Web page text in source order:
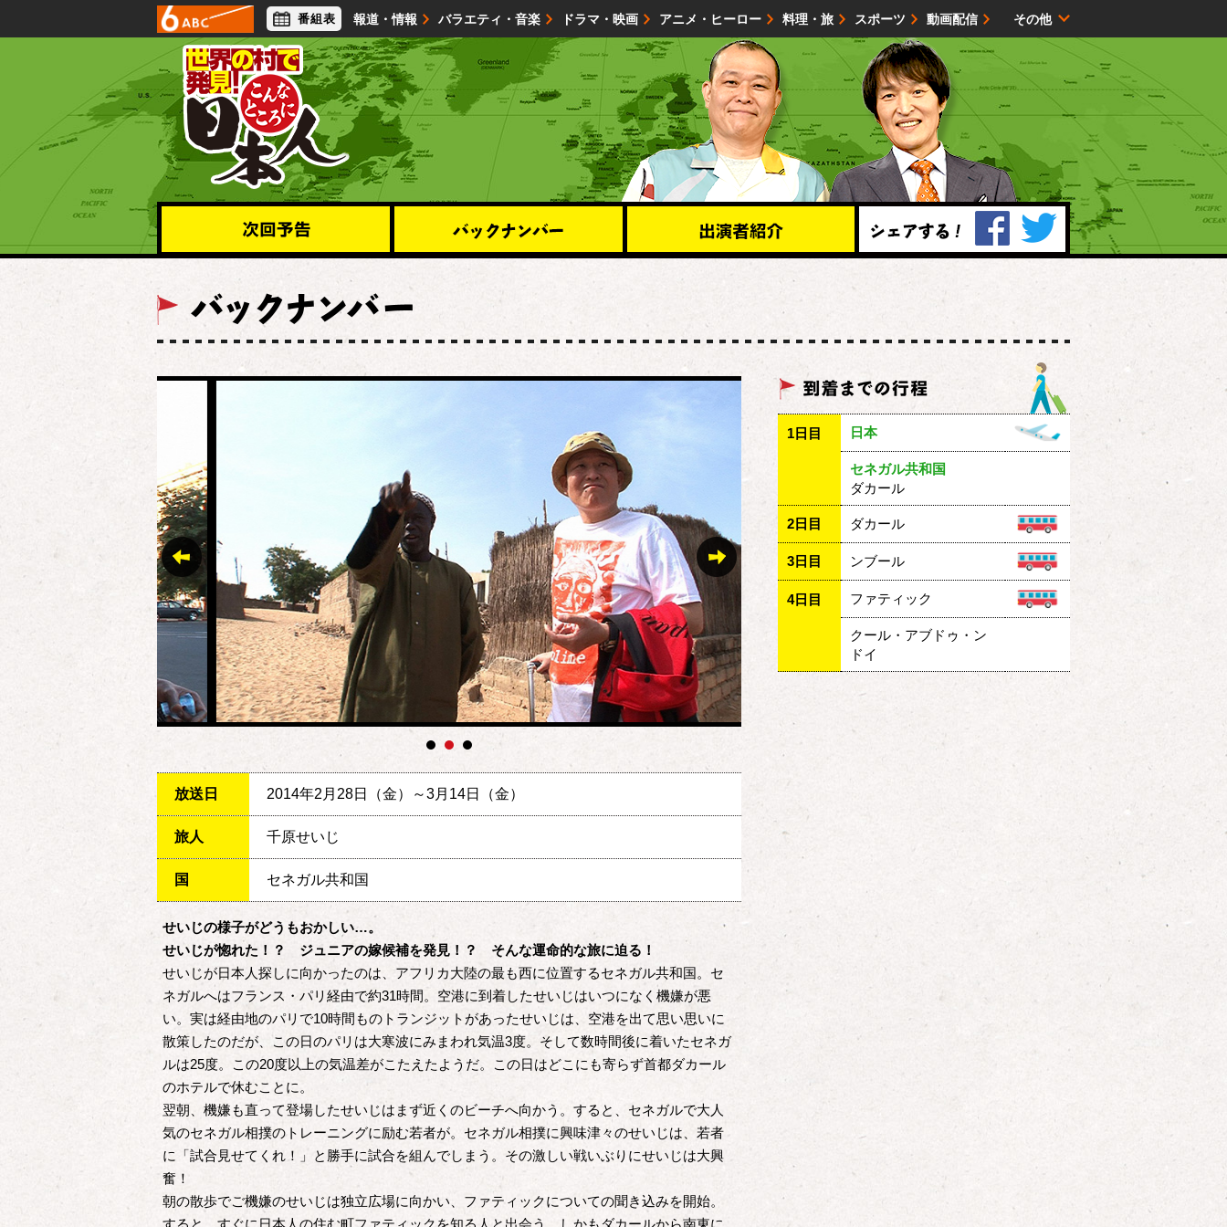
報道・情報 バラエティ・音楽 ドラマ・映画 アニメ・ヒーロー 料理・旅 スポーツ 動画配信
アナウンサー ライフスタイル 映画・試写会 イベント 会社情報 サイトマップ
番組表 その他
放送日 2014年2月28日（金）～3月14日（金）
旅人 千原せいじ
国 セネガル共和国
せいじの様子がどうもおかしい…。
せいじが惚れた！？ ジュニアの嫁候補を発見！？ そんな運命的な旅に迫る！
せいじが日本人探しに向かったのは、アフリカ大陸の最も西に位置するセネガル共和国。セ
ネガルへはフランス・パリ経由で約31時間。空港に到着したせいじはいつになく機嫌が悪
い。実は経由地のパリで10時間ものトランジットがあったせいじは、空港を出て思い思いに
散策したのだが、この日のパリは大寒波にみまわれ気温3度。そして数時間後に着いたセネガ
ルは25度。この20度以上の気温差がこたえたようだ。この日はどこにも寄らず首都ダカール
のホテルで休むことに。
翌朝、機嫌も直って登場したせいじはまず近くのビーチへ向かう。すると、セネガルで大人
気のセネガル相撲のトレーニングに励む若者が。セネガル相撲に興味津々のせいじは、若者
に「試合見せてくれ！」と勝手に試合を組んでしまう。その激しい戦いぶりにせいじは大興
奮！
朝の散歩でご機嫌のせいじは独立広場に向かい、ファティックについての聞き込みを開始。
すると、すぐに日本人の住む町ファティックを知る人と出会う。しかもダカールから南東に
1日目 日本
セネガル共和国
ダカール
2日目 ダカール
3日目 ンブール
4日目 ファティック
クール・アブドゥ・ン
ドイ